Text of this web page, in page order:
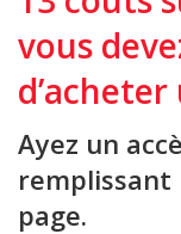
vous
Ayez un
page.